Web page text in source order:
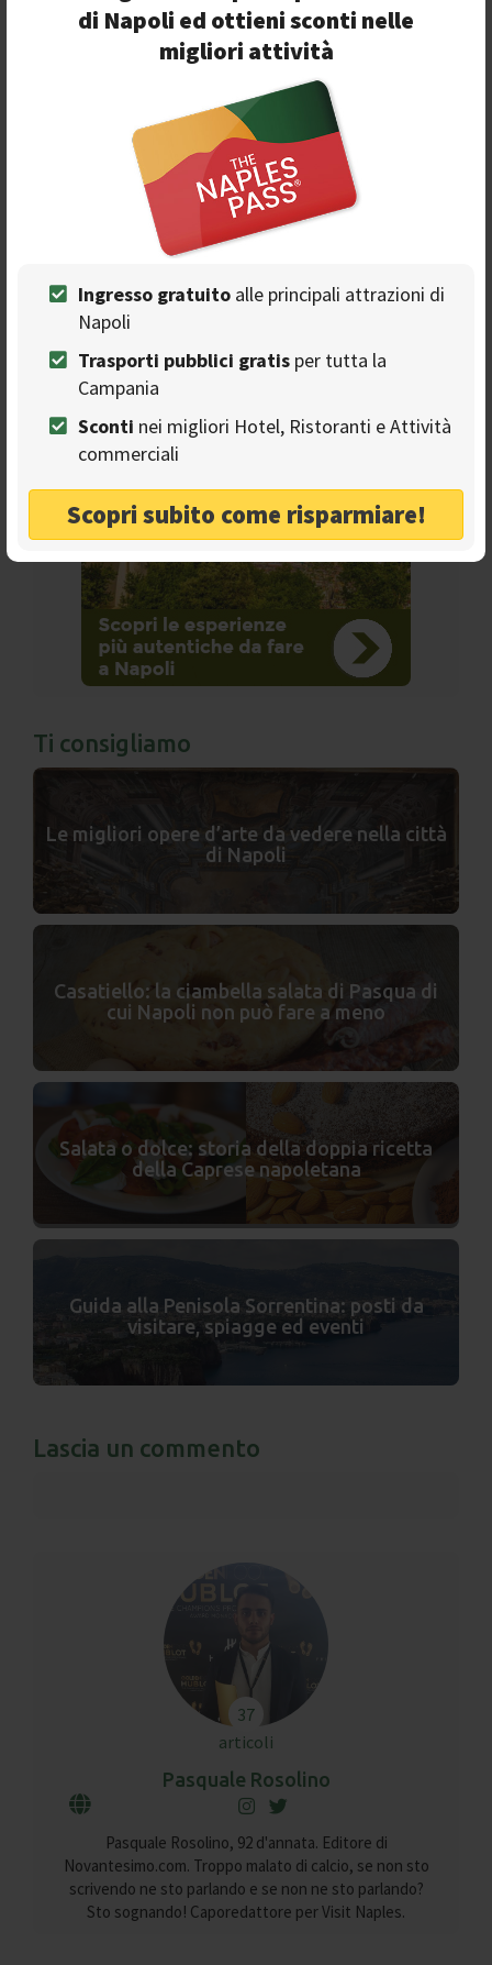
di Napoli ed ottieni sconti nelle
migliori attività
Ingresso gratuito alle principali attrazioni di
Napoli
Trasporti pubblici gratis per tutta la
Campania
Sconti nei migliori Hotel, Ristoranti e Attività
commerciali
Scopri subito come risparmiare!
del mondo.
Seguici sulla nostra
Ti consigliamo
Le migliori opere d’arte da vedere nella città
di Napoli
Casatiello: la ciambella salata di Pasqua di
cui Napoli non può fare a meno
Salata o dolce: storia della doppia ricetta
della Caprese napoletana
Guida alla Penisola Sorrentina: posti da
visitare, spiagge ed eventi
Lascia un commento
37
articoli
Pasquale Rosolino
Pasquale Rosolino, 92 d'annata. Editore di
Novantesimo.com. Troppo malato di calcio, se non sto
scrivendo ne sto parlando e se non ne sto parlando?
Sto sognando! Caporedattore per Visit Naples.